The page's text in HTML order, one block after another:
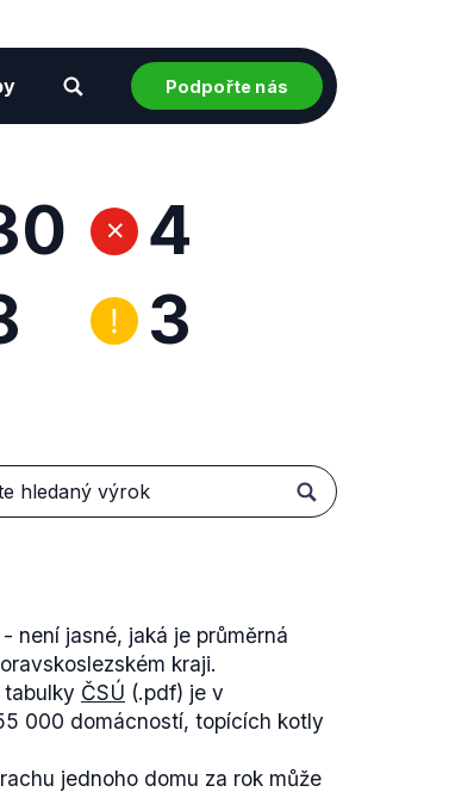
Podpořte nás
4
3
není jasné, jaká je průměrná
kraji.
tabulky ČSÚ (.pdf) je v
000 domácností, topících kotly
jednoho domu za rok může